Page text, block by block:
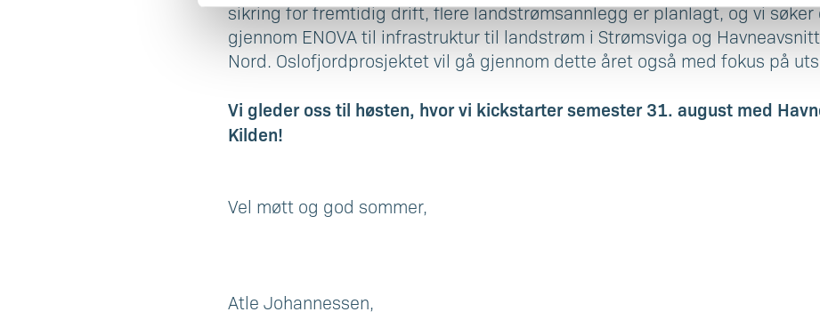
sikring for fremtidig drift, flere landstrømsannlegg er planlagt, og vi søker
gjennom ENOVA til infrastruktur til landstrøm i Strømsviga og Havneavsnitt
Nord. Oslofjordprosjektet vil gå gjennom dette året også med fokus på
Vi gleder oss til høsten, hvor vi kickstarter semester 31. august med
Kilden!
Vel møtt og god sommer,
Atle Johannessen,